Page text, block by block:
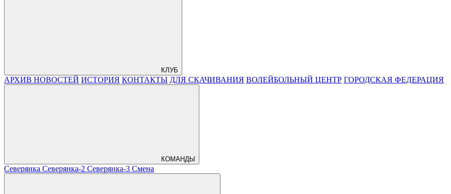
КЛУБ
АРХИВ НОВОСТЕЙ ИСТОРИЯ КОНТАКТЫ ДЛЯ СКАЧИВАНИЯ ВОЛЕЙБОЛЬНЫЙ ЦЕНТР ГОРОДСКАЯ ФЕДЕРАЦИЯ
КОМАНДЫ
Северянка Северянка-2 Северянка-3 Смена